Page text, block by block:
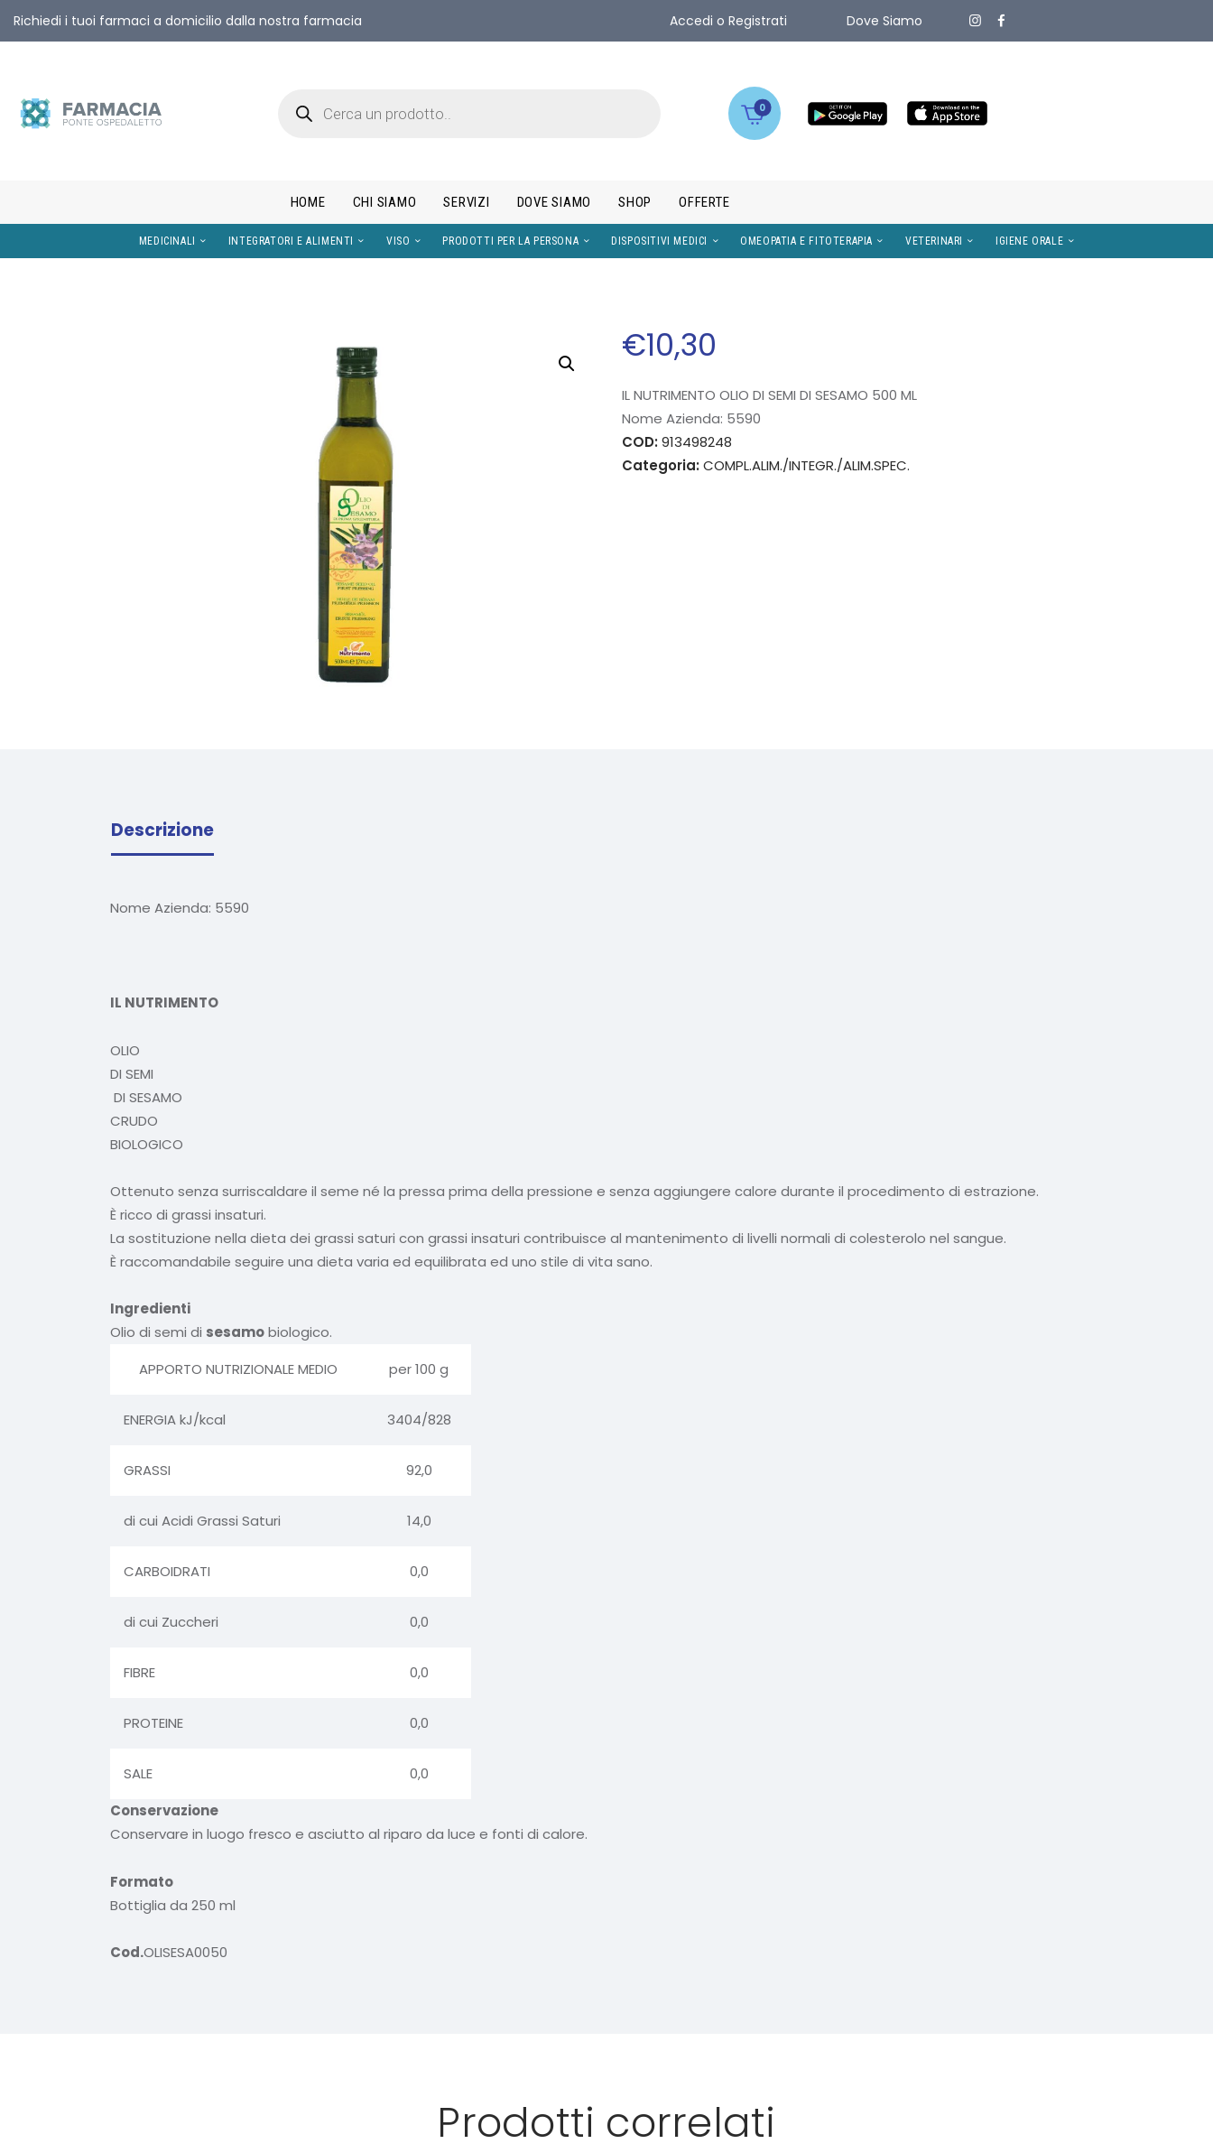
Richiedi i tuoi farmaci a domicilio dalla nostra farmacia Accedi o Registrati Dove Siamo
0
HOME CHI SIAMO SERVIZI DOVE SIAMO SHOP OFFERTE
€10,30
IL NUTRIMENTO OLIO DI SEMI DI SESAMO 500 ML
Nome Azienda: 5590
COD:913498248
Categoria:COMPL.ALIM./INTEGR./ALIM.SPEC.
Descrizione
Nome Azienda: 5590
IL NUTRIMENTO
OLIO
DI SEMI
DI SESAMO
CRUDO
BIOLOGICO
Ottenuto senza surriscaldare il seme né la pressa prima della pressione e senza aggiungere calore durante il procedimento di estrazione.
È ricco di grassi insaturi.
La sostituzione nella dieta dei grassi saturi con grassi insaturi contribuisce al mantenimento di livelli normali di colesterolo nel sangue.
È raccomandabile seguire una dieta varia ed equilibrata ed uno stile di vita sano.
Ingredienti
Olio di semi di sesamobiologico.
APPORTO NUTRIZIONALE MEDIO
per 100 g
ENERGIA kJ/kcal 3404/828
GRASSI 92,0
di cui Acidi Grassi Saturi 14,0
CARBOIDRATI 0,0
di cui Zuccheri 0,0
FIBRE 0,0
PROTEINE 0,0
SALE
0,0
Conservazione
Conservare in luogo fresco e asciutto al riparo da luce e fonti di calore.
Formato
Bottiglia da 250 ml
Cod.OLISESA0050
Prodotti correlati